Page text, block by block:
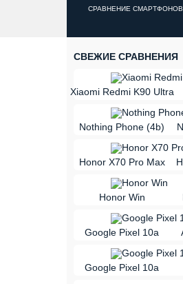
СРАВНЕНИЕ СМАРТФОНОВ
СВЕЖИЕ СРАВНЕНИЯ
Xiaomi Redmi K90 Ultra
vs
Nothing Phone (4b)
vs
Honor X70 Pro Max
vs
Honor Win
vs
Google Pixel 10a
vs
Google Pixel 10a
vs